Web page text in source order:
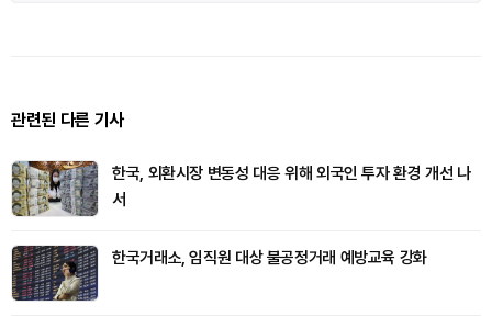
관련된 다른 기사
한국, 외환시장 변동성 대응 위해 외국인 투자 환경 개선 나
서
한국거래소, 임직원 대상 불공정거래 예방교육 강화